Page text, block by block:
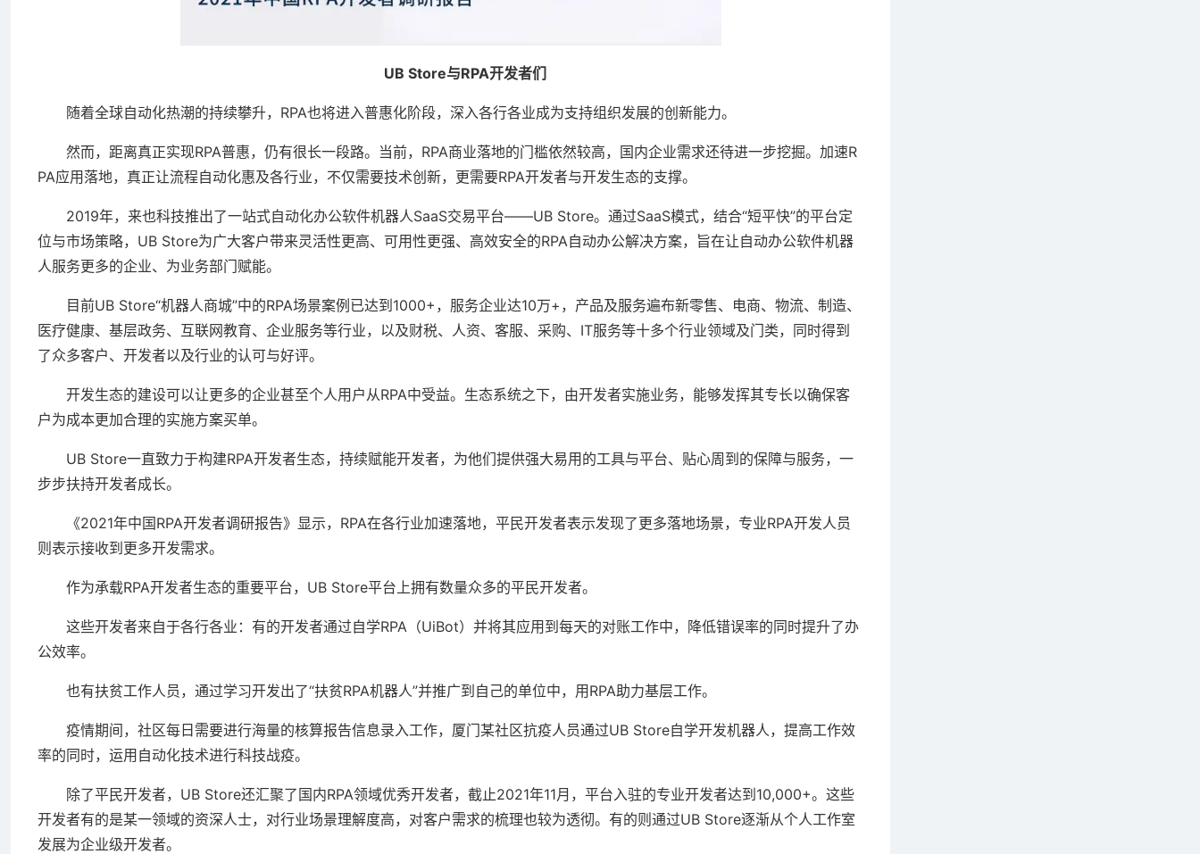
UB Store与RPA开发者们
随着全球自动化热潮的持续攀升，RPA也将进入普惠化阶段，深入各行各业成为支持组织发展的创新能力。
然而，距离真正实现RPA普惠，仍有很长一段路。当前，RPA商业落地的门槛依然较高，国内企业需求还待进一步挖掘。加速R
PA应用落地，真正让流程自动化惠及各行业，不仅需要技术创新，更需要RPA开发者与开发生态的支撑。
2019年，来也科技推出了一站式自动化办公软件机器人SaaS交易平台——UB Store。通过SaaS模式，结合“短平快”的平台定
位与市场策略，UB Store为广大客户带来灵活性更高、可用性更强、高效安全的RPA自动办公解决方案，旨在让自动办公软件机器
人服务更多的企业、为业务部门赋能。
目前UB Store“机器人商城”中的RPA场景案例已达到1000+，服务企业达10万+，产品及服务遍布新零售、电商、物流、制造、
医疗健康、基层政务、互联网教育、企业服务等行业，以及财税、人资、客服、采购、IT服务等十多个行业领域及门类，同时得到
了众多客户、开发者以及行业的认可与好评。
开发生态的建设可以让更多的企业甚至个人用户从RPA中受益。生态系统之下，由开发者实施业务，能够发挥其专长以确保客
户为成本更加合理的实施方案买单。
UB Store一直致力于构建RPA开发者生态，持续赋能开发者，为他们提供强大易用的工具与平台、贴心周到的保障与服务，一
步步扶持开发者成长。
《2021年中国RPA开发者调研报告》显示，RPA在各行业加速落地，平民开发者表示发现了更多落地场景，专业RPA开发人员
则表示接收到更多开发需求。
作为承载RPA开发者生态的重要平台，UB Store平台上拥有数量众多的平民开发者。
这些开发者来自于各行各业：有的开发者通过自学RPA（UiBot）并将其应用到每天的对账工作中，降低错误率的同时提升了办
公效率。
也有扶贫工作人员，通过学习开发出了“扶贫RPA机器人”并推广到自己的单位中，用RPA助力基层工作。
疫情期间，社区每日需要进行海量的核算报告信息录入工作，厦门某社区抗疫人员通过UB Store自学开发机器人，提高工作效
率的同时，运用自动化技术进行科技战疫。
除了平民开发者，UB Store还汇聚了国内RPA领域优秀开发者，截止2021年11月，平台入驻的专业开发者达到10,000+。这些
开发者有的是某一领域的资深人士，对行业场景理解度高，对客户需求的梳理也较为透彻。有的则通过UB Store逐渐从个人工作室
发展为企业级开发者。